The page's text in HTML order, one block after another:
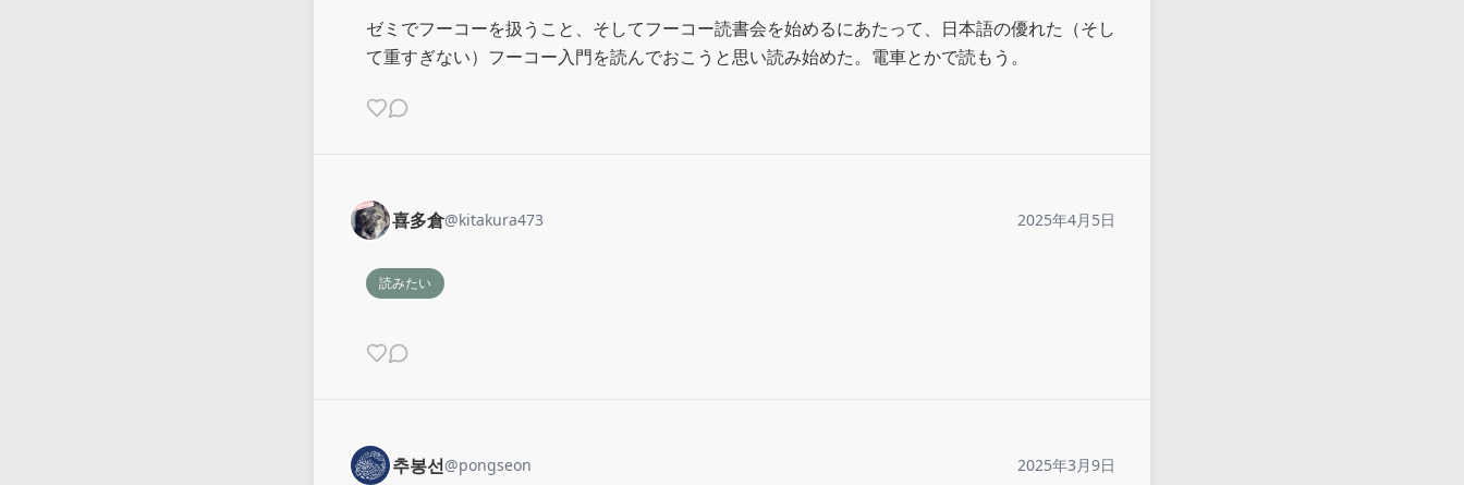
ゼミでフーコーを扱うこと、そしてフーコー読書会を始めるにあたって、日本語の優れた（そし
て重すぎない）フーコー入門を読んでおこうと思い読み始めた。電車とかで読もう。
喜多倉@kitakura473 2025年4月5日
読みたい
추봉선@pongseon 2025年3月9日